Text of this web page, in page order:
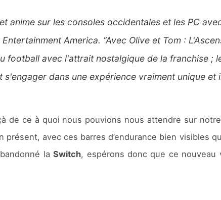
anime sur les consoles occidentales et les PC
America. “Avec Olive et Tom :
football avec l'attrait nostalgique de la franchise ;
dans une expérience vraiment unique et
de ce à quoi nous pouvions nous attendre sur
avec ces barres d’endurance bien visibles
laSwitch, espérons donc que ce